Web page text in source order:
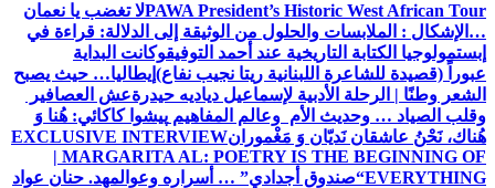
PAWA President’s Historic West African Tourلا تغضب يا نعمان
…الإشكال : الملابسات والحلول من الوثيقة إلى الدلالة: قراءة في
إبستمولوجيا الكتابة التاريخية عند أحمد التوفيقوكانت البداية
عبوراً (قصيدة للشاعرة اللبنانية ريتا نجيب نفاع) إيطاليا… حيث يصبح
الشعر وطنًا | الرحلة الأدبية لإسماعيل دياديه حيدرةعش العصافير
وقلب الصياد … وحديث الأم وعالم المفاهيم پیشوا کاکائي: هُنا وَ
هُناك، نَحْنُ عاشقان نَديّان وَ مَغْمورانEXCLUSIVE INTERVIEW
| MARGARITA AL: POETRY IS THE BEGINNING OF
EVERYTHING“صندوق أجدادي” … أسراره وعوالمهد. حنان عواد